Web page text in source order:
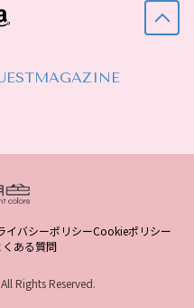
MAGAZINE
イバシーポリシーCookieポリシー
くある質問
Rights Reserved.